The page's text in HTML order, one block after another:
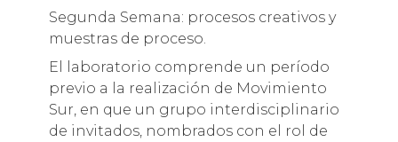
Segunda Semana: procesos creativos y
muestras de proceso.
El laboratorio comprende un período
previo a la realización de Movimiento
Sur, en que un grupo interdisciplinario
de invitados, nombrados con el rol de